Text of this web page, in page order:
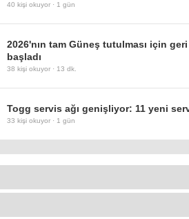
40 kişi okuyor · 1 gün
2026'nın tam Güneş tutulması için geri
başladı
38 kişi okuyor · 13 dk.
Togg servis ağı genişliyor: 11 yeni
33 kişi okuyor · 1 gün